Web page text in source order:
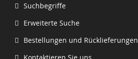
Suchbegriffe
Erweiterte Suche
Bestellungen und Rücklieferungen